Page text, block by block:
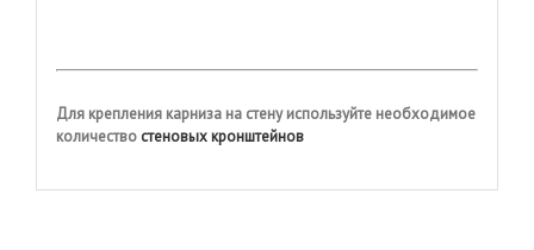
Для крепления карниза на стену используйте необходимое
количество стеновых кронштейнов